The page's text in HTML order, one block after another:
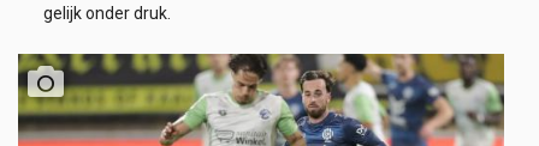
gelijk onder druk.